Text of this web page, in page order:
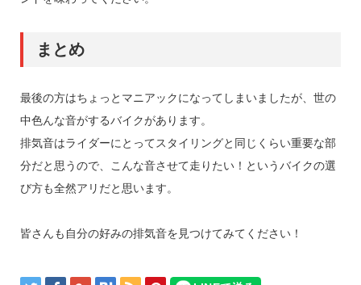
まとめ
最後の方はちょっとマニアックになってしまいましたが、世の
中色んな音がするバイクがあります。
排気音はライダーにとってスタイリングと同じくらい重要な部
分だと思うので、こんな音させて走りたい！というバイクの選
び方も全然アリだと思います。
皆さんも自分の好みの排気音を見つけてみてください！